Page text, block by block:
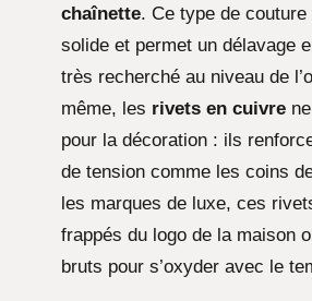
chaînette. Ce type de couture
solide et permet un délavage
très recherché au niveau de
même, les rivets en cuivre
pour la décoration : ils
de tension comme les coins
les marques de luxe, ces
frappés du logo de la maison
bruts pour s’oxyder avec le